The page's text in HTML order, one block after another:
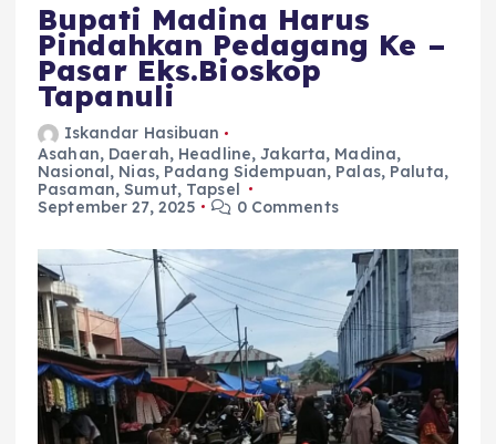
Bupati Madina Harus
Pindahkan Pedagang Ke –
Pasar Eks.Bioskop
Tapanuli
Iskandar Hasibuan
Asahan, Daerah, Headline,Jakarta, Madina,
Nasional, Nias, Padang Sidempuan, Palas, Paluta,
Pasaman,Sumut, Tapsel
September 27, 2025
0 Comments